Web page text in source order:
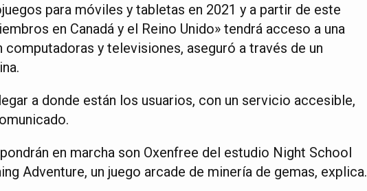
para móviles y tabletas en 2021 y a partir de este
en Canadá y el Reino Unido» tendrá acceso a una
y televisiones, aseguró a través de un
a donde están los usuarios, con un servicio accesible,
en marcha son Oxenfree del estudio Night School
Adventure, un juego arcade de minería de gemas, explica.